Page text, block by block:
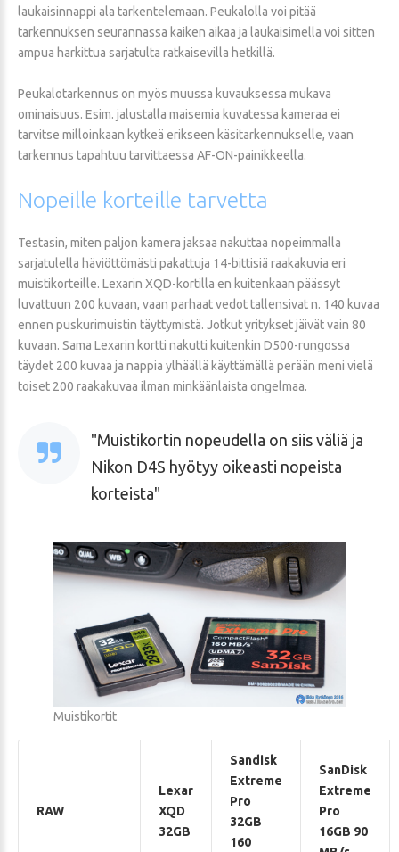
laukaisinnappi ala tarkentelemaan. Peukalolla voi pitää
tarkennuksen seurannassa kaiken aikaa ja laukaisimella voi sitten
ampua harkittua sarjatulta ratkaisevilla hetkillä.
Peukalotarkennus on myös muussa kuvauksessa mukava
ominaisuus. Esim. jalustalla maisemia kuvatessa kameraa ei
tarvitse milloinkaan kytkeä erikseen käsitarkennukselle, vaan
tarkennus tapahtuu tarvittaessa AF-ON-painikkeella.
Nopeille korteille tarvetta
Testasin, miten paljon kamera jaksaa nakuttaa nopeimmalla
sarjatulella häviöttömästi pakattuja 14-bittisiä raakakuvia eri
muistikorteille. Lexarin XQD-kortilla en kuitenkaan päässyt
luvattuun 200 kuvaan, vaan parhaat vedot tallensivat n. 140 kuvaa
ennen puskurimuistin täyttymistä. Jotkut yritykset jäivät vain 80
kuvaan. Sama Lexarin kortti nakutti kuitenkin D500-rungossa
täydet 200 kuvaa ja nappia ylhäällä käyttämällä perään meni vielä
toiset 200 raakakuvaa ilman minkäänlaista ongelmaa.
Muistikortin nopeudella on siis väliä ja
Nikon D4S hyötyy oikeasti nopeista
korteista
Muistikortit
RAW
Lexar
XQD
32GB
Sandisk
Extreme
Pro
32GB
160
SanDisk
Extreme
Pro
16GB 90